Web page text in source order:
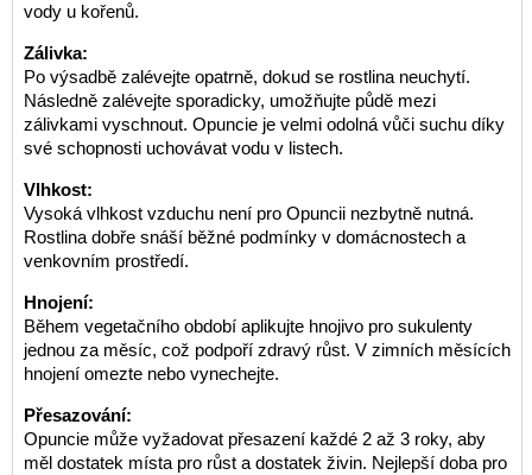
vody u kořenů.
Zálivka:
Po výsadbě zalévejte opatrně, dokud se rostlina neuchytí.
Následně zalévejte sporadicky, umožňujte půdě mezi
zálivkami vyschnout. Opuncie je velmi odolná vůči suchu díky
své schopnosti uchovávat vodu v listech.
Vlhkost:
Vysoká vlhkost vzduchu není pro Opuncii nezbytně nutná.
Rostlina dobře snáší běžné podmínky v domácnostech a
venkovním prostředí.
Hnojení:
Během vegetačního období aplikujte hnojivo pro sukulenty
jednou za měsíc, což podpoří zdravý růst. V zimních měsících
hnojení omezte nebo vynechejte.
Přesazování:
Opuncie může vyžadovat přesazení každé 2 až 3 roky, aby
měl dostatek místa pro růst a dostatek živin. Nejlepší doba pro